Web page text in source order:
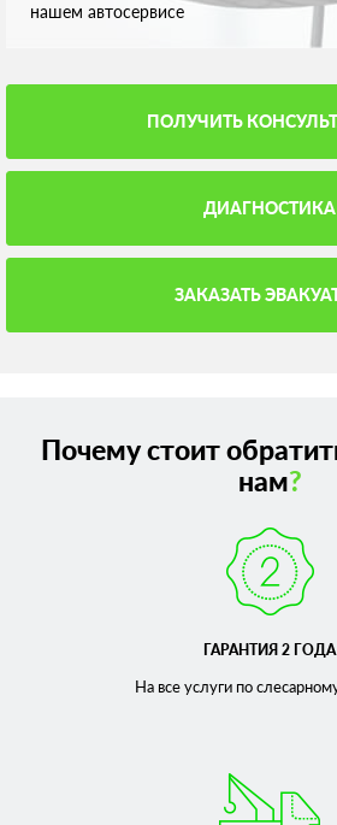
нашем автосервисе
ПОЛУЧИТЬ
ДИАГНОСТИКА
ЗАКАЗАТЬ
Почему стоит
нам?
ГАРАНТИЯ 2 ГОДА
На все услуги по